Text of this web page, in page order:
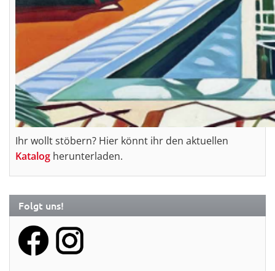
Ihr wollt stöbern? Hier könnt ihr den aktuellen
Katalog herunterladen.
Folgt uns!